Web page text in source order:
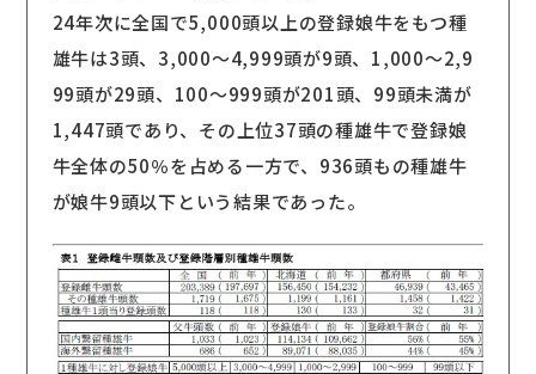
24年次に全国で5,000頭以上の登録娘牛をもつ種
雄牛は3頭、3,000〜4,999頭が9頭、1,000〜2,9
99頭が29頭、100〜999頭が201頭、99頭未満が
1,447頭であり、その上位37頭の種雄牛で登録娘
牛全体の50％を占める一方で、936頭もの種雄牛
が娘牛9頭以下という結果であった。